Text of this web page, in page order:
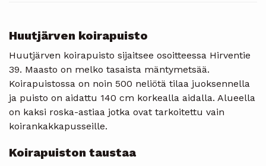
Huutjärven koirapuisto
Huutjärven koirapuisto sijaitsee osoitteessa Hirventie
39. Maasto on melko tasaista mäntymetsää.
Koirapuistossa on noin 500 neliötä tilaa juoksennella
ja puisto on aidattu 140 cm korkealla aidalla. Alueella
on kaksi roska-astiaa jotka ovat tarkoitettu vain
koirankakkapusseille.
Koirapuiston taustaa